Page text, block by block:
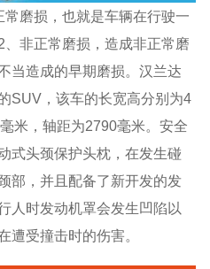
磨损，也就是车辆在行驶一
非正常磨损，造成非正常磨
当造成的早期磨损。汉兰达
SUV，该车的长宽高分别为4
米，轴距为2790毫米。安全
式头颈保护头枕，在发生碰
部，并且配备了新开发的发
人时发动机罩会发生凹陷以
遭受撞击时的伤害。